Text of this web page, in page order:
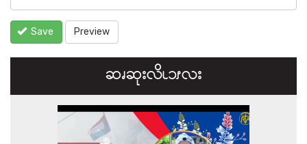
Save Preview
ဆၧဆုးလိၬ၁ၭလး